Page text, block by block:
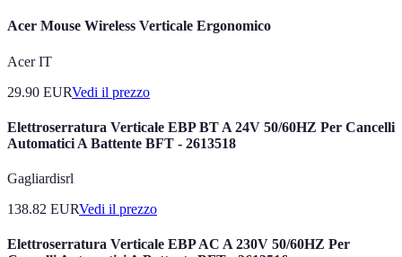
Acer Mouse Wireless Verticale Ergonomico
Acer IT
29.90 EURVedi il prezzo
Elettroserratura Verticale EBP BT A 24V 50/60HZ Per Cancelli
Automatici A Battente BFT - 2613518
Gagliardisrl
138.82 EURVedi il prezzo
Elettroserratura Verticale EBP AC A 230V 50/60HZ Per